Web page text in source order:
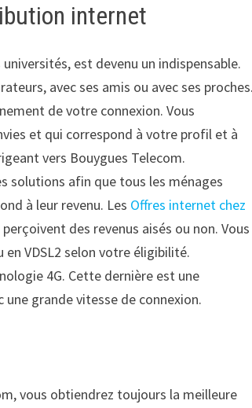
internet
est devenu un indispensable.
avec ses amis ou avec ses proches.
de votre connexion. Vous
et qui correspond à votre profil et à
vers Bouygues Telecom.
solutions afin que tous les ménages
à leur revenu. Les Offres internet chez
des revenus aisés ou non. Vous
en VDSL2 selon votre éligibilité.
4G. Cette dernière est une
grande vitesse de connexion.
vous obtiendrez toujours la meilleure